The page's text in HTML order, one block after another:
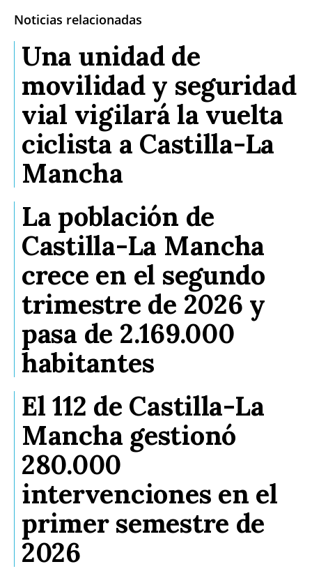
Noticias relacionadas
Una unidad de
movilidad y seguridad
vial vigilará la vuelta
ciclista a Castilla-La
Mancha
La población de
Castilla-La Mancha
crece en el segundo
trimestre de 2026 y
pasa de 2.169.000
habitantes
El 112 de Castilla-La
Mancha gestionó
280.000
intervenciones en el
primer semestre de
2026